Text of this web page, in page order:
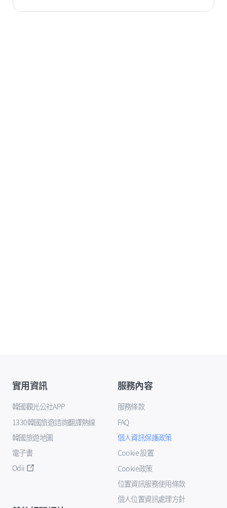
實用資訊
韓國觀光公社APP
1330韓國旅遊諮詢翻譯熱線
韓國旅遊地圖
電子書
Odii
服務內容
服務條款
FAQ
個人資訊保護政策
Cookie 設置
Cookie政策
位置資訊服務使用條款
個人位置資訊處理方針